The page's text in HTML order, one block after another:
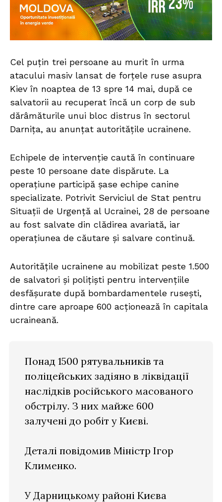
Cel puțin trei persoane au murit în urma
atacului masiv lansat de forțele ruse asupra
Kiev în noaptea de 13 spre 14 mai, după ce
salvatorii au recuperat încă un corp de sub
dărâmăturile unui bloc distrus în sectorul
Darnița, au anunțat autoritățile ucrainene.
Echipele de intervenție caută în continuare
peste 10 persoane date dispărute. La
operațiune participă șase echipe canine
specializate. Potrivit Serviciul de Stat pentru
Situații de Urgență al Ucrainei, 28 de persoane
au fost salvate din clădirea avariată, iar
operațiunea de căutare și salvare continuă.
Autoritățile ucrainene au mobilizat peste 1.500
de salvatori și polițiști pentru intervențiile
desfășurate după bombardamentele rusești,
dintre care aproape 600 acționează în capitala
ucraineană.
Понад 1500 рятувальників та
поліцейських задіяно в ліквідації
наслідків російського масованого
обстрілу. З них майже 600
залучені до робіт у Києві.
Деталі повідомив Міністр Ігор
Клименко.
У Дарницькому районі Києва